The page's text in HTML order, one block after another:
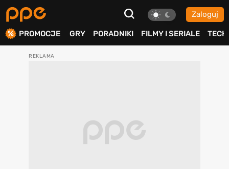
Zaloguj
PROMOCJE GRY PORADNIKI FILMY I SERIALE TECH